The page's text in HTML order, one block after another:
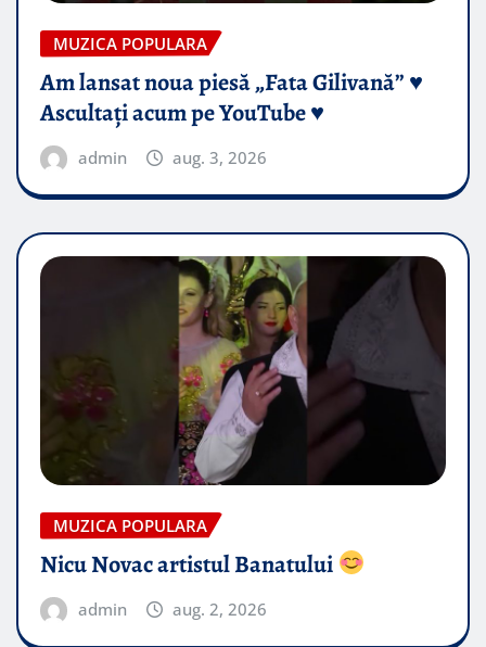
MUZICA POPULARA
Am lansat noua piesă „Fata Gilivană” ♥️
Ascultați acum pe YouTube ♥️
admin aug. 3, 2026
MUZICA POPULARA
Nicu Novac artistul Banatului
admin aug. 2, 2026